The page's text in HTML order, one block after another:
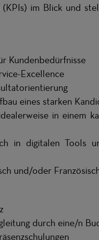
im Blick und
Kundenbedürfnisse
Excellence
eines starken
in einem
in digitalen Tools
und/oder
durch eine/n